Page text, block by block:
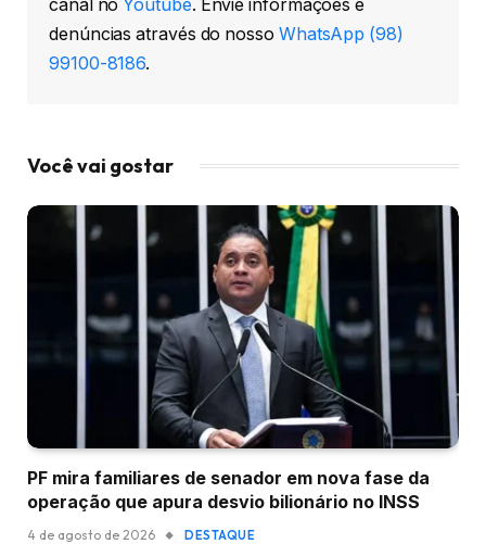
canal noYoutube. Envie informações e
denúncias através do nosso WhatsApp (98)
99100-8186.
Você vai gostar
PF mira familiares de senador em nova fase da
operação que apura desvio bilionário no INSS
4 de agosto de 2026 DESTAQUE